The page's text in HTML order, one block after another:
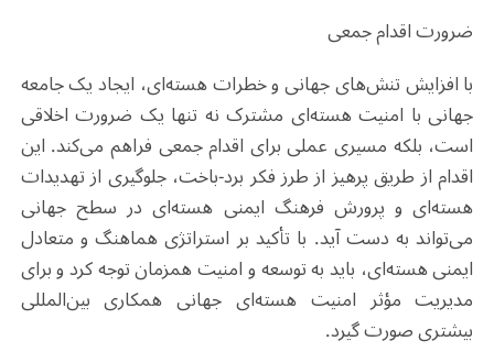
ضرورت اقدام جمعی
با افزایش تنش‌های جهانی و خطرات هسته‌ای، ایجاد یک جامعه
جهانی با امنیت هسته‌ای مشترک نه تنها یک ضرورت اخلاقی
است، بلکه مسیری عملی برای اقدام جمعی فراهم می‌کند. این
اقدام از طریق پرهیز از طرز فکر برد-باخت، جلوگیری از تهدیدات
هسته‌ای و پرورش فرهنگ ایمنی هسته‌ای در سطح جهانی
می‌تواند به دست آید. با تأکید بر استراتژی هماهنگ و متعادل
ایمنی هسته‌ای، باید به توسعه و امنیت همزمان توجه کرد و برای
مدیریت مؤثر امنیت هسته‌ای جهانی همکاری بین‌المللی
بیشتری صورت گیرد.